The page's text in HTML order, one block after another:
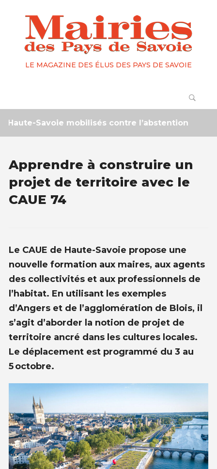
LE MAGAZINE DES ÉLUS DES PAYS DE SAVOIE
Savoie mobilisés contre l’abstention
Apprendre à construire un
projet de territoire avec le
CAUE 74
Le CAUE de Haute-Savoie propose une
nouvelle formation aux maires, aux agents
des collectivités et aux professionnels de
l’habitat. En utilisant les exemples
d’Angers et de l’agglomération de Blois, il
s’agit d’aborder la notion de projet de
territoire ancré dans les cultures locales.
Le déplacement est programmé du 3 au
5 octobre.